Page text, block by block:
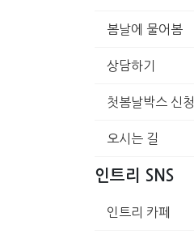
봄날에 물어봄
상담하기
첫봄날박스 신청
오시는 길
인트리 SNS
인트리 카페